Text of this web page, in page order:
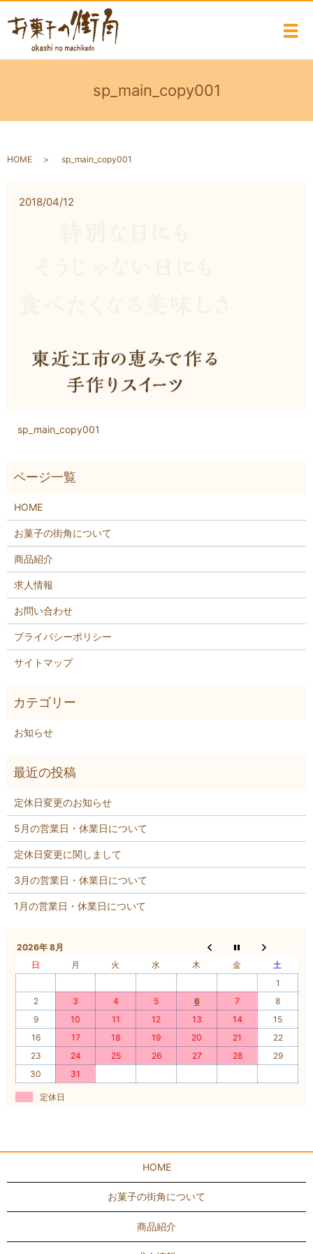
メ
sp_main_copy001
HOME sp_main_copy001
2018/04/12
sp_main_copy001
HOME
お菓子の街角について
商品紹介
求人情報
お問い合わせ
プライバシーポリシー
サイトマップ
お知らせ
定休日変更のお知らせ
5月の営業日・休業日について
定休日変更に関しまして
3月の営業日・休業日について
1月の営業日・休業日について
2026年 8月
日
月 火 水 木 金
土
1
2
3 4 5 6 7
8
9
10 11 12 13 14
15
16
17 18 19 20 21
22
23
24 25 26 27 28
29
30
31
定休日
HOME
お菓子の街角について
商品紹介